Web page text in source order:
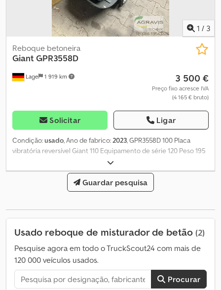
1 / 3
Lage 1 919 km
Reboque betoneira
Giant GPR3558D
3 500 €
Preço fixo acresce IVA
(4 165 € bruto)
Solicitar Ligar
Condição:usado, Ano de fabrico: 2023, GPR3558D 100 Placa
vibratória reversível Giant 110 Equipamento de série 120 Peso 195
kg 130 Força centrífuga 35 kN 140 Largura de trabalho 58 cm 150
Frequência 81,9 Hz 160 Motor Hatz 1B20 170 Cilindrada 232 cc
Codpewyqk Tsfx Al Rerf 180 Potência do motor 3,4 kW 190 Tipo de
motor: motor diesel 4 tempos 200 Tapete de PU
Guardar pesquisa
Usado reboque de misturador de betão (2)
Pesquise agora em todo o TruckScout24 com mais de
120 000 veículos usados.
Procurar